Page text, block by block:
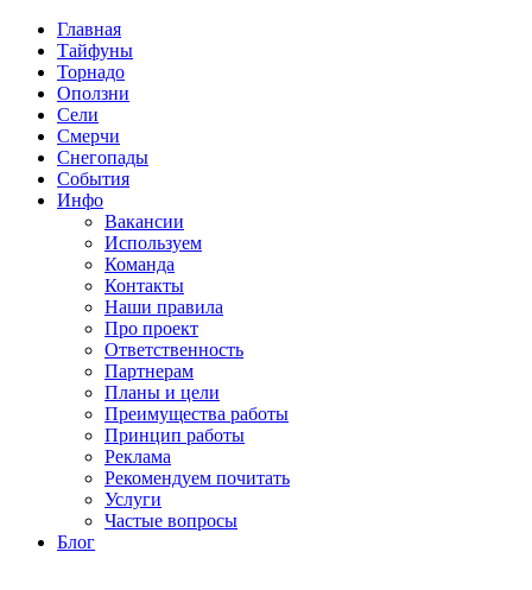
Главная
Тайфуны
Торнадо
Оползни
Сели
Смерчи
Снегопады
События
Инфо
Вакансии
Используем
Команда
Контакты
Наши правила
Про проект
Ответственность
Партнерам
Планы и цели
Преимущества работы
Принцип работы
Реклама
Рекомендуем почитать
Услуги
Частые вопросы
Блог